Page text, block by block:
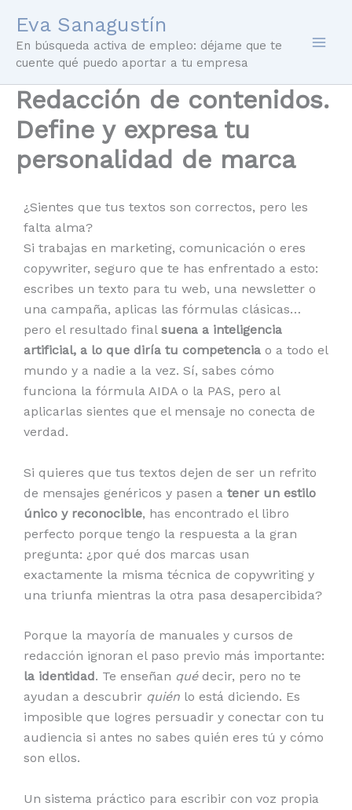
contenido
Eva Sanagustín
En búsqueda activa de empleo: déjame que te
cuente qué puedo aportar a tu empresa
Redacción de contenidos.
Define y expresa tu
personalidad de marca
¿Sientes que tus textos son correctos, pero les
falta alma?
Si trabajas en marketing, comunicación o eres
copywriter, seguro que te has enfrentado a esto:
escribes un texto para tu web, una newsletter o
una campaña, aplicas las fórmulas clásicas…
pero el resultado final suena a inteligencia
artificial, a lo que diría tu competencia o a todo el
mundo y a nadie a la vez. Sí, sabes cómo
funciona la fórmula AIDA o la PAS, pero al
aplicarlas sientes que el mensaje no conecta de
verdad.
Si quieres que tus textos dejen de ser un refrito
de mensajes genéricos y pasen a tener un estilo
único y reconocible, has encontrado el libro
perfecto porque tengo la respuesta a la gran
pregunta: ¿por qué dos marcas usan
exactamente la misma técnica de copywriting y
una triunfa mientras la otra pasa desapercibida?
Porque la mayoría de manuales y cursos de
redacción ignoran el paso previo más importante:
la identidad. Te enseñan quédecir, pero no te
ayudan a descubrir quién lo está diciendo. Es
imposible que logres persuadir y conectar con tu
audiencia si antes no sabes quién eres tú y cómo
son ellos.
Un sistema práctico para escribir con voz propia